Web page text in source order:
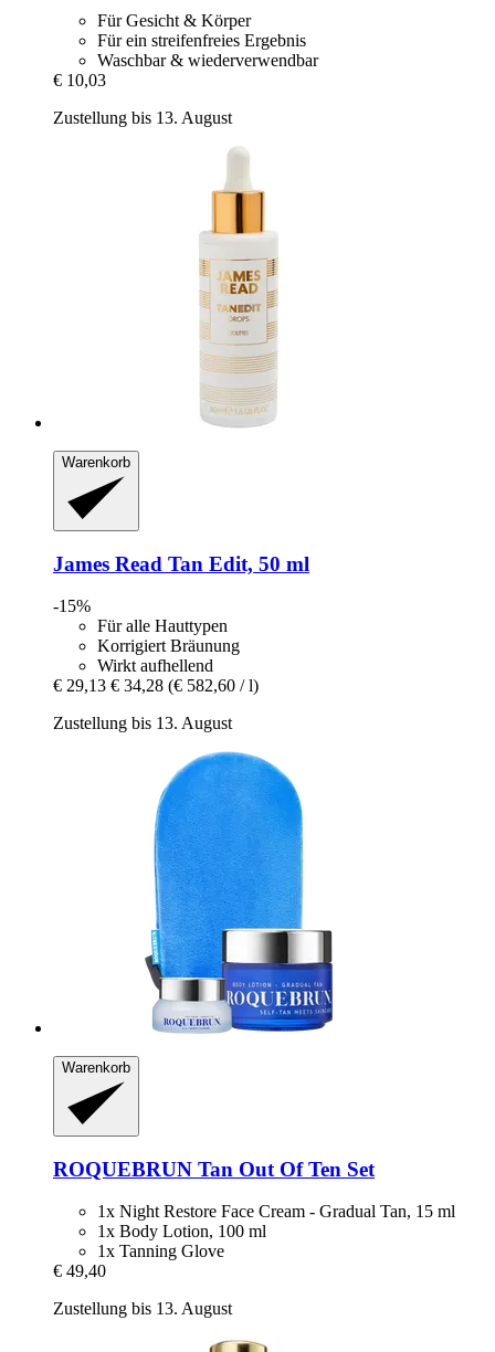
Für Gesicht & Körper
Für ein streifenfreies Ergebnis
Waschbar & wiederverwendbar
€ 10,03
Zustellung bis 13. August
Warenkorb
James Read Tan Edit, 50 ml
-15%
Für alle Hauttypen
Korrigiert Bräunung
Wirkt aufhellend
€ 29,13 € 34,28 (€ 582,60 / l)
Zustellung bis 13. August
Warenkorb
ROQUEBRUN Tan Out Of Ten Set
1x Night Restore Face Cream - Gradual Tan, 15 ml
1x Body Lotion, 100 ml
1x Tanning Glove
€ 49,40
Zustellung bis 13. August